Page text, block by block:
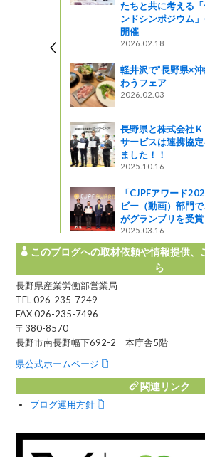
たちと共に考える
ンドシンポジウム
開催
2026.02.18
軽井沢で”長野県×
わうフェア
2026.02.03
長野県と株式会社
サービスは連携協
ました！！
2025.10.16
「CJPFアワード
ビー（動画）部門
がグランプリを受賞
2025.03.16
このブログへの取材依頼や情報提供、
ら
長野県産業労働部営業局
TEL 026-235-7249
FAX 026-235-7496
〒380-8570
長野市南長野幅下692-2 本庁舎5階
県公式ホームページ
関連リンク
ブログ運用方針